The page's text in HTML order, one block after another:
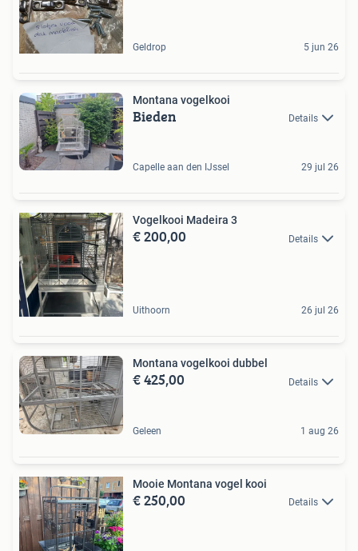
Geldrop 5 jun 26
Montana vogelkooi
Bieden Details
Capelle aan den IJssel 29 jul 26
Vogelkooi Madeira 3
€ 200,00 Details
Uithoorn 26 jul 26
Montana vogelkooi dubbel
€ 425,00 Details
Geleen 1 aug 26
Mooie Montana vogel kooi
€ 250,00 Details